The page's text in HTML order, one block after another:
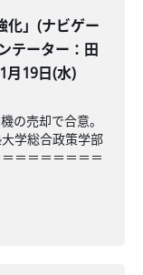
化」(ナビゲー
テーター：田
月19日(水)
の売却で合意。
学総合政策学部
＝＝＝＝＝＝＝